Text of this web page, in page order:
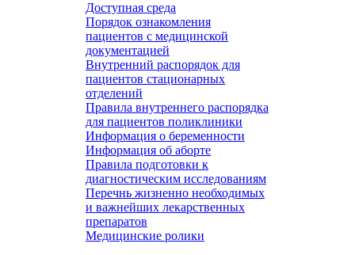
Доступная среда
Порядок ознакомления
пациентов с медицинской
документацией
Внутренний распорядок для
пациентов стационарных
отделений
Правила внутреннего распорядка
для пациентов поликлиники
Информация о беременности
Информация об аборте
Правила подготовки к
диагностическим исследованиям
Перечнь жизненно необходимых
и важнейших лекарственных
препаратов
Медицинские ролики